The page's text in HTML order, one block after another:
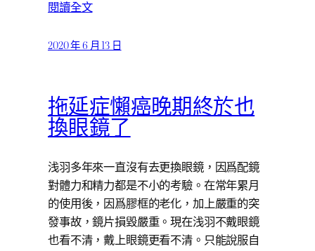
閱讀全文
2020 年 6 月 13 日
拖延症懶癌晚期終於也
換眼鏡了
浅羽多年來一直沒有去更換眼鏡，因爲配鏡
對體力和精力都是不小的考驗。在常年累月
的使用後，因爲膠框的老化，加上嚴重的突
發事故，鏡片損毀嚴重。現在浅羽不戴眼鏡
也看不清，戴上眼鏡更看不清。只能說服自